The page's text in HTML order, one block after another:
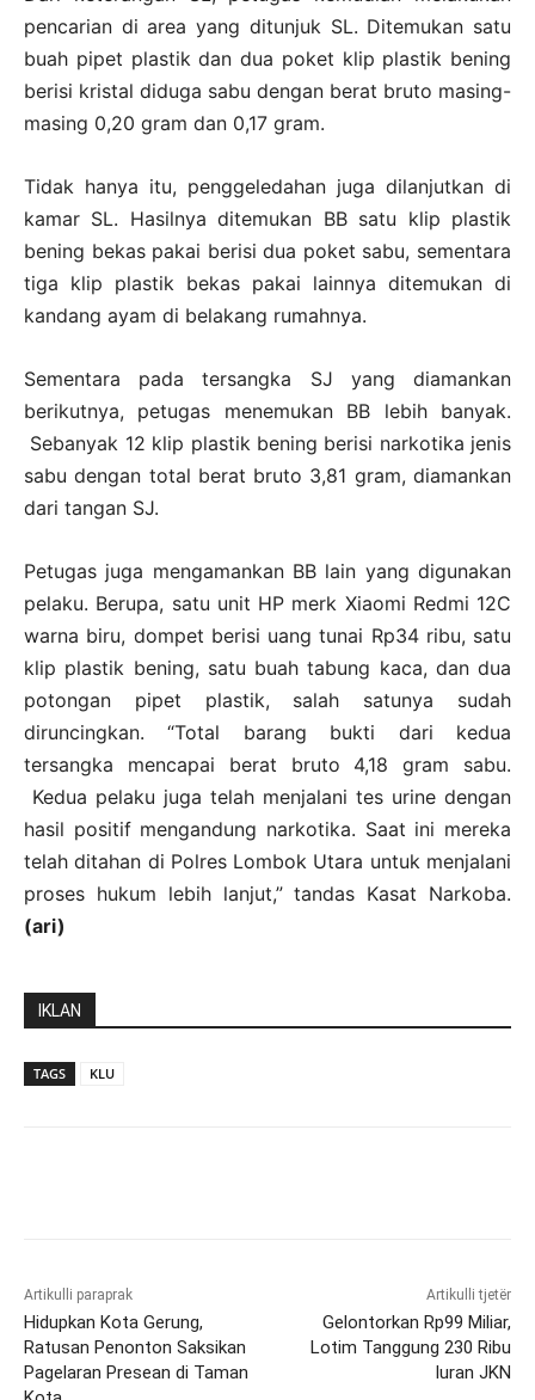
pencarian di area yang ditunjuk SL. Ditemukan satu
buah pipet plastik dan dua poket klip plastik bening
berisi kristal diduga sabu dengan berat bruto masing-
masing 0,20 gram dan 0,17 gram.
Tidak hanya itu, penggeledahan juga dilanjutkan di
kamar SL. Hasilnya ditemukan BB satu klip plastik
bening bekas pakai berisi dua poket sabu, sementara
tiga klip plastik bekas pakai lainnya ditemukan di
kandang ayam di belakang rumahnya.
Sementara pada tersangka SJ yang diamankan
berikutnya, petugas menemukan BB lebih banyak.
Sebanyak 12 klip plastik bening berisi narkotika jenis
sabu dengan total berat bruto 3,81 gram, diamankan
dari tangan SJ.
Petugas juga mengamankan BB lain yang digunakan
pelaku. Berupa, satu unit HP merk Xiaomi Redmi 12C
warna biru, dompet berisi uang tunai Rp34 ribu, satu
klip plastik bening, satu buah tabung kaca, dan dua
potongan pipet plastik, salah satunya sudah
diruncingkan. “Total barang bukti dari kedua
tersangka mencapai berat bruto 4,18 gram sabu.
Kedua pelaku juga telah menjalani tes urine dengan
hasil positif mengandung narkotika. Saat ini mereka
telah ditahan di Polres Lombok Utara untuk menjalani
proses hukum lebih lanjut,” tandas Kasat Narkoba.
(ari)
IKLAN
TAGS KLU
Artikulli paraprak
Hidupkan Kota Gerung,
Ratusan Penonton Saksikan
Pagelaran Presean di Taman
Artikulli tjetër
Gelontorkan Rp99 Miliar,
Lotim Tanggung 230 Ribu
Iuran JKN